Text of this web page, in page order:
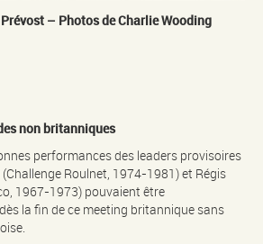
– Photos de Charlie Wooding
non britanniques
performances des leaders provisoires
Roulnet, 1974-1981) et Régis
1967-1973) pouvaient être
la fin de ce meeting britannique sans